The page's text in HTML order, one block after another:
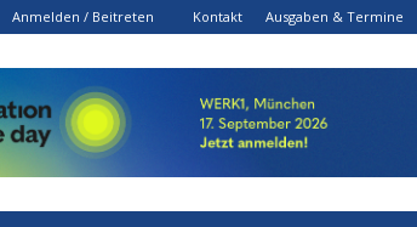
Anmelden / Beitreten Kontakt Ausgaben & Termine